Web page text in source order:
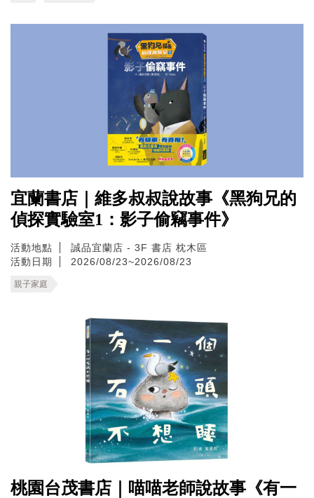
宜蘭書店｜維多叔叔說故事《黑狗兄的
偵探實驗室1：影子偷竊事件》
活動地點
誠品宜蘭店 - 3F 書店 枕木區
活動日期
2026/08/23~2026/08/23
親子家庭
桃園台茂書店｜喵喵老師說故事《有一